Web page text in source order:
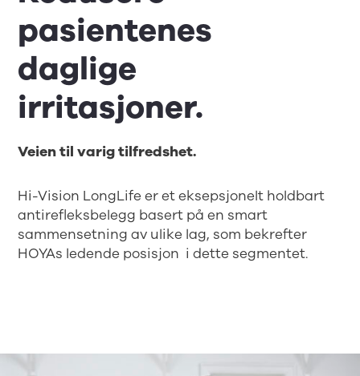
pasientenes
daglige
irritasjoner.
Veien til varig tilfredshet.
Hi-Vision LongLife er et eksepsjonelt holdbart
antirefleksbelegg basert på en smart
sammensetning av ulike lag, som bekrefter
HOYAs ledende posisjon i dette segmentet.